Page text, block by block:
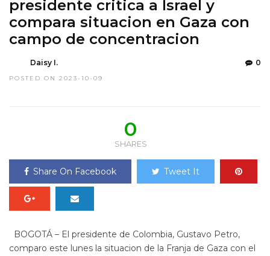
presidente critica a Israel y
compara situacion en Gaza con
campo de concentracion
Daisy I.
POSTED ON 2023-10-09
0
0
SHARES
Share On Facebook Tweet It
BOGOTÁ – El presidente de Colombia, Gustavo Petro,
comparo este lunes la situacion de la Franja de Gaza con el